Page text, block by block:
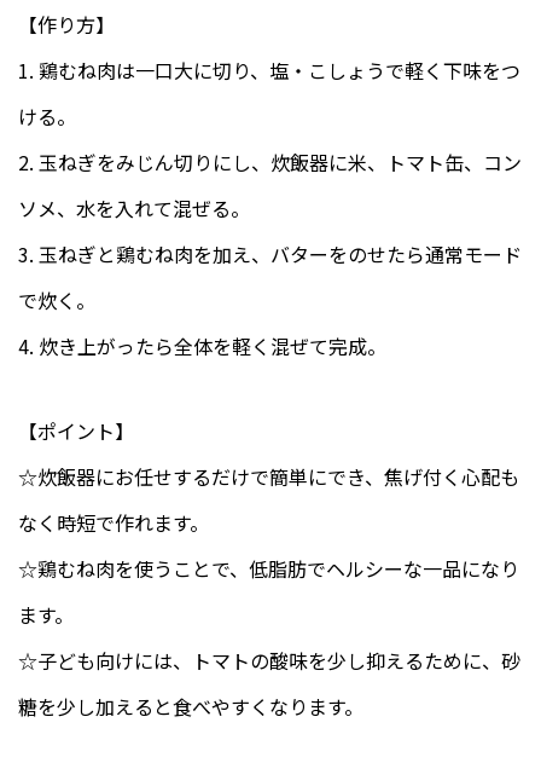
【作り方】
1. 鶏むね肉は一口大に切り、塩・こしょうで軽く下味をつ
ける。
2. 玉ねぎをみじん切りにし、炊飯器に米、トマト缶、コン
ソメ、水を入れて混ぜる。
3. 玉ねぎと鶏むね肉を加え、バターをのせたら通常モード
で炊く。
4. 炊き上がったら全体を軽く混ぜて完成。
【ポイント】
☆炊飯器にお任せするだけで簡単にでき、焦げ付く心配も
なく時短で作れます。
☆鶏むね肉を使うことで、低脂肪でヘルシーな一品になり
ます。
☆子ども向けには、トマトの酸味を少し抑えるために、砂
糖を少し加えると食べやすくなります。